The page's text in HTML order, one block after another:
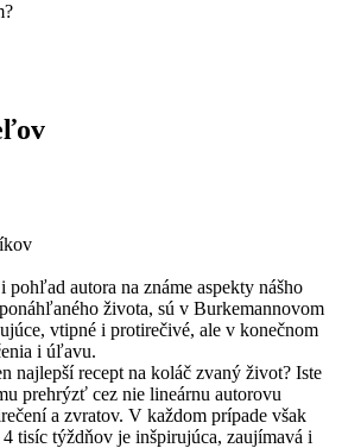
autora na známe aspekty nášho
života, sú v Burkemannovom
vtipné i protirečivé, ale v konečnom
i úľavu.
najlepší recept na koláč zvaný život? Iste
prehrýzť cez nie lineárnu autorovu
a zvratov. V každom prípade však
tisíc týždňov je inšpirujúca, zaujímavá i